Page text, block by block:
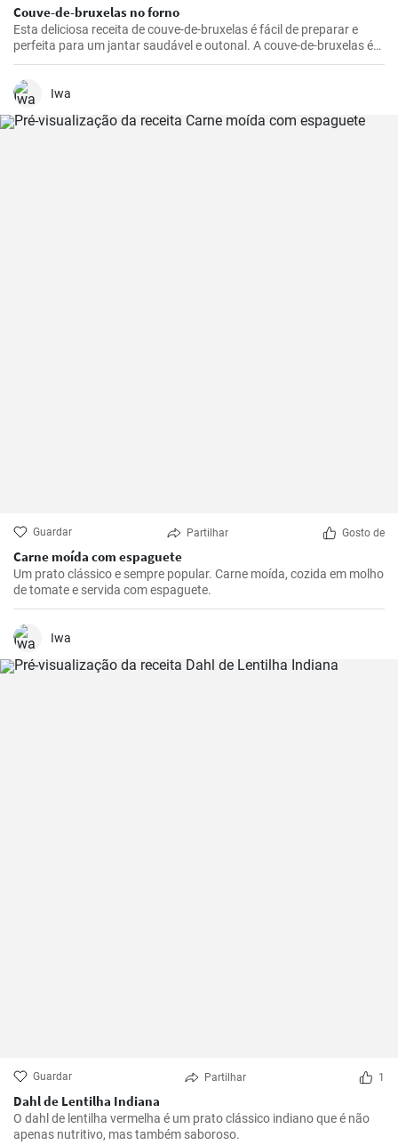
Couve-de-bruxelas no forno
Esta deliciosa receita de couve-de-bruxelas é fácil de preparar e
perfeita para um jantar saudável e outonal. A couve-de-bruxelas é
temperada com azeite, sal e pimenta e assada no forno até ficar
crocante e dourada.
Iwa
Guardar Partilhar Gosto de
Carne moída com espaguete
Um prato clássico e sempre popular. Carne moída, cozida em molho
de tomate e servida com espaguete.
Iwa
Guardar Partilhar 1
Dahl de Lentilha Indiana
O dahl de lentilha vermelha é um prato clássico indiano que é não
apenas nutritivo, mas também saboroso.